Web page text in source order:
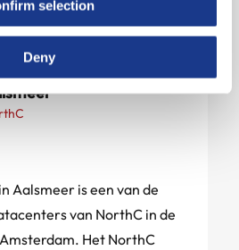
selection
Deny
NorthC
Aalsmeer is een van de
van NorthC in de
Het NorthC